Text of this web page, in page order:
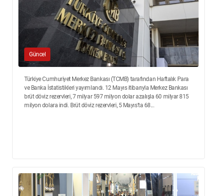
Güncel
Türkiye Cumhuriyet Merkez Bankası (TCMB) tarafından Haftalık Para
ve Banka İstatistikleri yayımlandı. 12 Mayıs itibarıyla Merkez Bankası
brüt döviz rezervleri, 7 milyar 597 milyon dolar azalışla 60 milyar 815
milyon dolara indi. Brüt döviz rezervleri, 5 Mayıs'ta 68...